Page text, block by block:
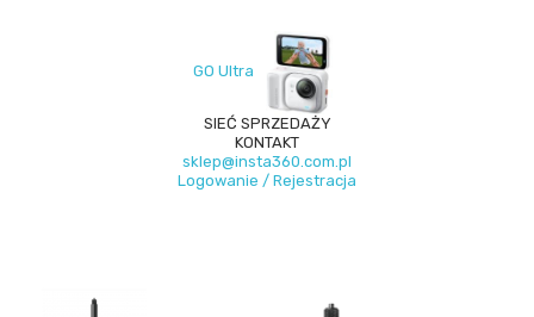
GO Ultra
SIEĆ SPRZEDAŻY
KONTAKT
sklep@insta360.com.pl
Logowanie / Rejestracja